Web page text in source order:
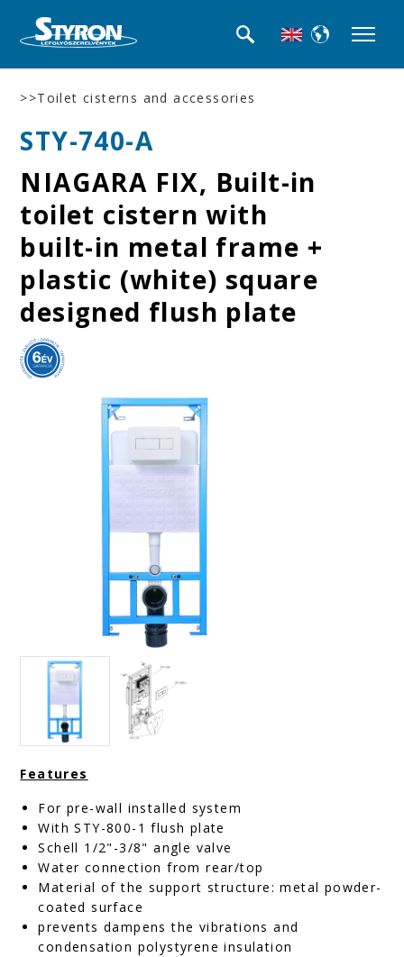
>>Toilet cisterns and accessories
STY-740-A
NIAGARA FIX, Built-in
toilet cistern with
built-in metal frame +
plastic (white) square
designed flush plate
Features
For pre-wall installed system
With STY-800-1 flush plate
Schell 1/2"-3/8" angle valve
Water connection from rear/top
Material of the support structure: metal powder-
coated surface
prevents dampens the vibrations and
condensation polystyrene insulation